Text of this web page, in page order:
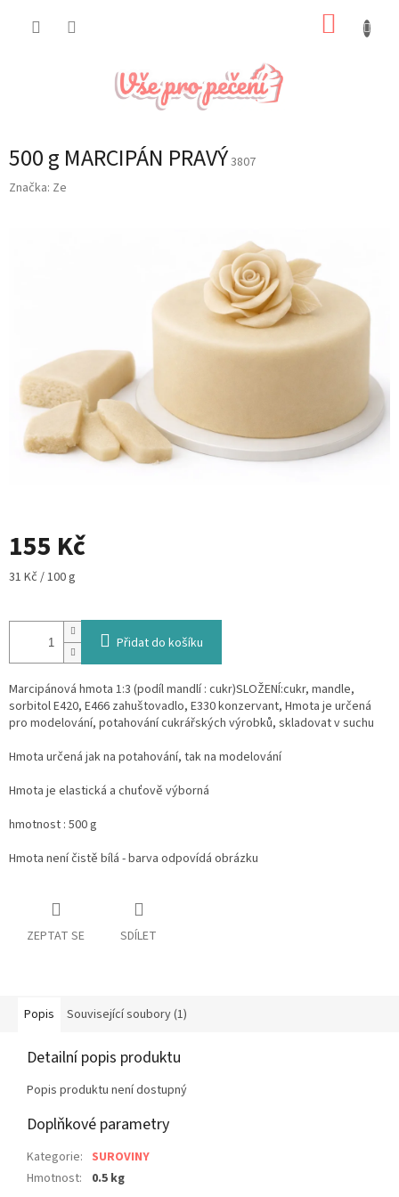
500 g MARCIPÁN PRAVÝ3807
Značka: Ze
155 Kč
Měrná
31 Kč / 100 g
Přidat do košíku
Marcipánová hmota 1:3 (podíl mandlí : cukr)SLOŽENÍ:cukr, mandle,
sorbitol E420, E466 zahuštovadlo, E330 konzervant, Hmota je určená
pro modelování, potahování cukrářských výrobků, skladovat v suchu
Hmota určená jak na potahování, tak na modelování
Hmota je elastická a chuťově výborná
hmotnost : 500 g
Hmota není čistě bílá - barva odpovídá obrázku
ZEPTAT SE SDÍLET
Popis Související soubory (1)
Detailní popis produktu
Popis produktu není dostupný
Doplňkové parametry
Kategorie: SUROVINY
Hmotnost: 0.5 kg